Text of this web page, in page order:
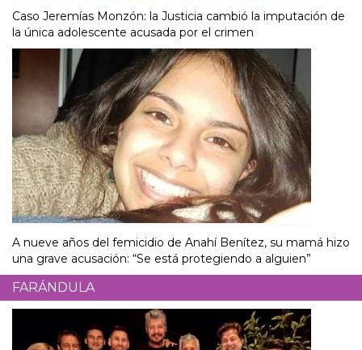
Caso Jeremías Monzón: la Justicia cambió la imputación de
la única adolescente acusada por el crimen
A nueve años del femicidio de Anahí Benítez, su mamá hizo
una grave acusación: “Se está protegiendo a alguien”
FARÁNDULA